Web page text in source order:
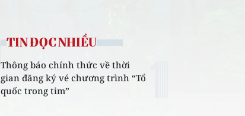
TIN ĐỌC NHIỀU
Thông báo chính thức về thời
gian đăng ký vé chương trình “Tổ
quốc trong tim”